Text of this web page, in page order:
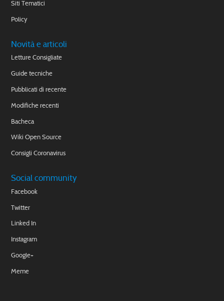
Siti Tematici
Policy
Novità e articoli
Letture Consigliate
Guide tecniche
Pubblicati di recente
Modifiche recenti
Bacheca
Wiki Open Source
Consigli Coronavirus
Social community
Facebook
Twitter
Linked In
Instagram
Google+
Meme